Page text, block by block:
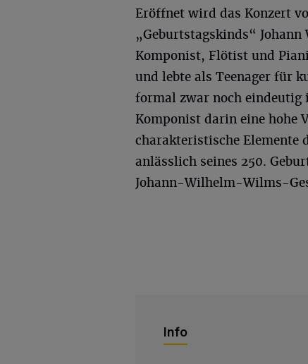
Eröffnet wird das Konzert
„Geburtstagskinds“
Komponist, Flötist und
und lebte als Teenager für
formal zwar noch eindeutig
Komponist darin eine hohe
charakteristische Elemente
anlässlich seines 250.
Johann-Wilhelm-Wilms-
Info